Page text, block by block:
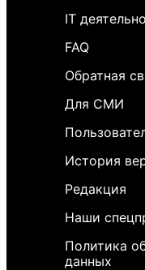
IT
FAQ
Обратная
Для СМИ
История
Редакция
Наши
Политика
данных